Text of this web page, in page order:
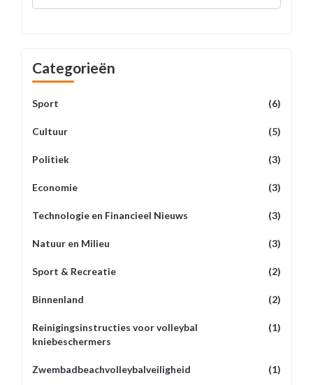
United
Categorieën
Sport (6)
Cultuur (5)
Politiek (3)
Economie (3)
Technologie en Financieel Nieuws (3)
Natuur en Milieu (3)
Sport & Recreatie (2)
Binnenland (2)
Reinigingsinstructies voor volleybal
kniebeschermers
(1)
Zwembadbeachvolleybalveiligheid (1)